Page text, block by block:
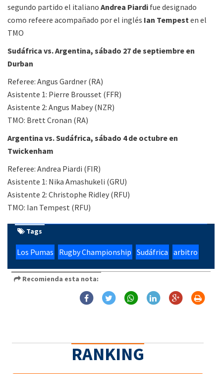
segundo partido el italiano Andrea Piardi fue designado
como refeere acompañado por el inglés Ian Tempesten el
TMO
Sudáfrica vs. Argentina, sábado 27 de septiembre en
Durban
Referee: Angus Gardner (RA)
Asistente 1: Pierre Brousset (FFR)
Asistente 2: Angus Mabey (NZR)
TMO: Brett Cronan (RA)
Argentina vs. Sudáfrica, sábado 4 de octubre en
Twickenham
Referee: Andrea Piardi (FIR)
Asistente 1: Nika Amashukeli (GRU)
Asistente 2: Christophe Ridley (RFU)
TMO: Ian Tempest (RFU)
Tags
Los Pumas Rugby Championship Sudáfrica arbitro
Recomienda esta nota:
RANKING